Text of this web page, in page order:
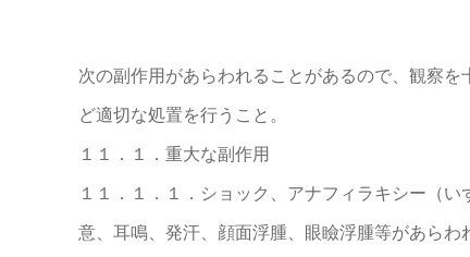
次の副作用があらわれることがあるので、観察
ど適切な処置を行うこと。
１１．１．重大な副作用
１１．１．１．ショック、アナフィラキシー（
意、耳鳴、発汗、顔面浮腫、眼瞼浮腫等があら